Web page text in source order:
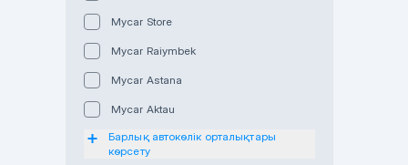
Mycar Store
Mycar Raiymbek
Mycar Astana
Mycar Aktau
Mycar Uralsk
Барлық автокөлік орталықтары
көрсету